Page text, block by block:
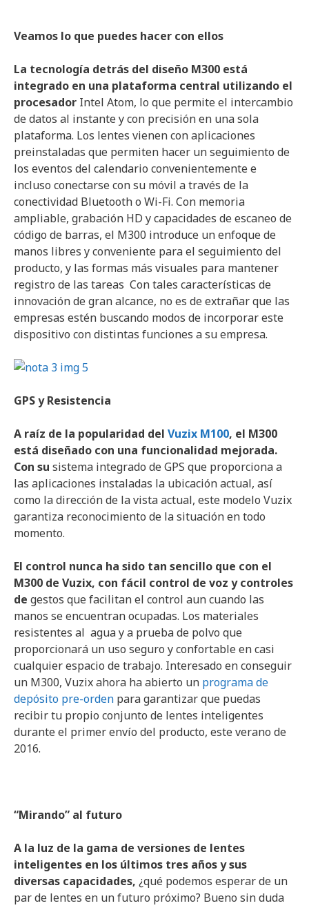
Veamos lo que puedes hacer con ellos
La tecnología detrás del diseño M300 está
integrado en una plataforma central utilizando el
procesador Intel Atom, lo que permite el intercambio
de datos al instante y con precisión en una sola
plataforma. Los lentes vienen con aplicaciones
preinstaladas que permiten hacer un seguimiento de
los eventos del calendario convenientemente e
incluso conectarse con su móvil a través de la
conectividad Bluetooth o Wi-Fi. Con memoria
ampliable, grabación HD y capacidades de escaneo de
código de barras, el M300 introduce un enfoque de
manos libres y conveniente para el seguimiento del
producto, y las formas más visuales para mantener
registro de las tareas Con tales características de
innovación de gran alcance, no es de extrañar que las
empresas estén buscando modos de incorporar este
dispositivo con distintas funciones a su empresa.
GPS y Resistencia
A raíz de la popularidad del Vuzix M100, el M300
está diseñado con una funcionalidad mejorada.
Con su sistema integrado de GPS que proporciona a
las aplicaciones instaladas la ubicación actual, así
como la dirección de la vista actual, este modelo Vuzix
garantiza reconocimiento de la situación en todo
momento.
El control nunca ha sido tan sencillo que con el
M300 de Vuzix, con fácil control de voz y controles
de gestos que facilitan el control aun cuando las
manos se encuentran ocupadas. Los materiales
resistentes al agua y a prueba de polvo que
proporcionará un uso seguro y confortable en casi
cualquier espacio de trabajo. Interesado en conseguir
un M300, Vuzix ahora ha abierto un programa de
depósito pre-orden para garantizar que puedas
recibir tu propio conjunto de lentes inteligentes
durante el primer envío del producto, este verano de
2016.
“Mirando” al futuro
A la luz de la gama de versiones de lentes
inteligentes en los últimos tres años y sus
diversas capacidades, ¿qué podemos esperar de un
par de lentes en un futuro próximo? Bueno sin duda